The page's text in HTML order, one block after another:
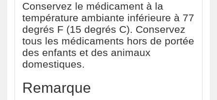
Conservez le médicament à la
température ambiante inférieure à 77
degrés F (15 degrés C). Conservez
tous les médicaments hors de portée
des enfants et des animaux
domestiques.
Remarque